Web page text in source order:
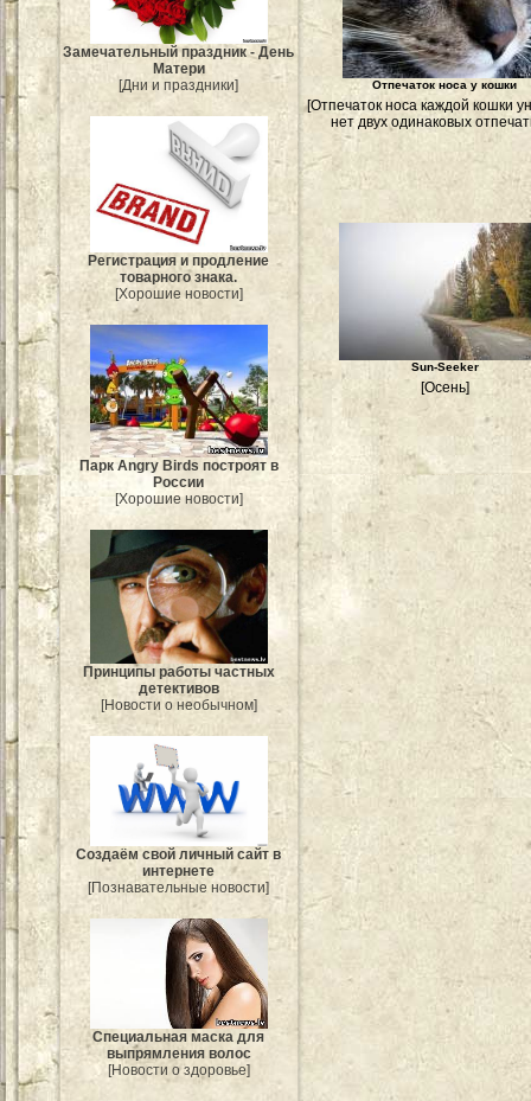
Замечательный праздник - День
Матери
[Дни и праздники]
Регистрация и продление
товарного знака.
[Хорошие новости]
Парк Angry Birds построят в
России
[Хорошие новости]
Принципы работы частных
детективов
[Новости о необычном]
Создаём свой личный сайт в
интернете
[Познавательные новости]
Специальная маска для
выпрямления волос
[Новости о здоровье]
Отпечаток носа у кошки
[Отпечаток носа каждой кошки
нет двух одинаковых
Sun-Seeker
[Осень]